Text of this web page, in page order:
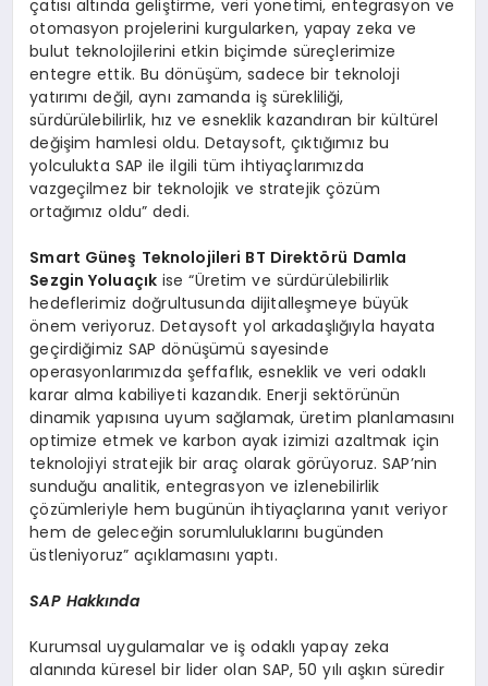
çatısı altında geliştirme, veri yönetimi, entegrasyon ve
otomasyon projelerini kurgularken, yapay zeka ve
bulut teknolojilerini etkin biçimde süreçlerimize
entegre ettik. Bu dönüşüm, sadece bir teknoloji
yatırımı değil, aynı zamanda iş sürekliliği,
sürdürülebilirlik, hız ve esneklik kazandıran bir kültürel
değişim hamlesi oldu. Detaysoft, çıktığımız bu
yolculukta SAP ile ilgili tüm ihtiyaçlarımızda
vazgeçilmez bir teknolojik ve stratejik çözüm
ortağımız oldu” dedi.
Smart Güneş Teknolojileri BT Direktörü Damla
Sezgin Yoluaçık ise “Üretim ve sürdürülebilirlik
hedeflerimiz doğrultusunda dijitalleşmeye büyük
önem veriyoruz. Detaysoft yol arkadaşlığıyla hayata
geçirdiğimiz SAP dönüşümü sayesinde
operasyonlarımızda şeffaflık, esneklik ve veri odaklı
karar alma kabiliyeti kazandık. Enerji sektörünün
dinamik yapısına uyum sağlamak, üretim planlamasını
optimize etmek ve karbon ayak izimizi azaltmak için
teknolojiyi stratejik bir araç olarak görüyoruz. SAP’nin
sunduğu analitik, entegrasyon ve izlenebilirlik
çözümleriyle hem bugünün ihtiyaçlarına yanıt veriyor
hem de geleceğin sorumluluklarını bugünden
üstleniyoruz” açıklamasını yaptı.
SAP Hakkında
Kurumsal uygulamalar ve iş odaklı yapay zeka
alanında küresel bir lider olan SAP, 50 yılı aşkın süredir